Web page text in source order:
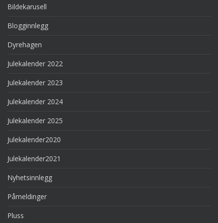
Bildekarusell
Blogginnlegg
Dyrehagen
Julekalender 2022
Julekalender 2023
Julekalender 2024
Julekalender 2025
Julekalender2020
Julekalender2021
Nyhetsinnlegg
Påmeldinger
Pluss